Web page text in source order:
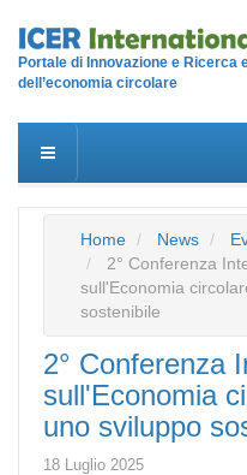
Portale di Innovazione e Ricerca
dell’economia circolare
Home News
2° Conferenza
sull'Economia
sostenibile
2° Conferenza
sull'Economia
uno sviluppo
18 Luglio 2025